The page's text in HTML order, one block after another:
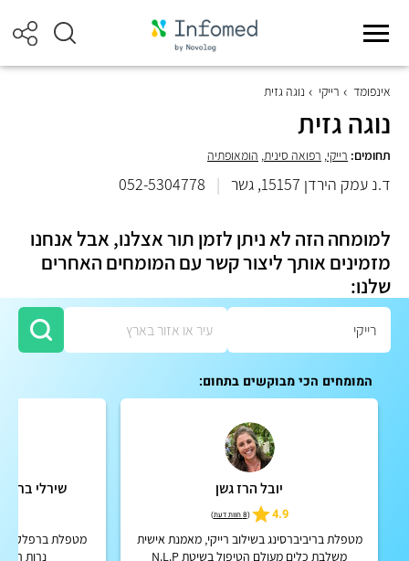
אינפומד רייקי נוגה גזית
נוגה גזית
תחומים: רייקי, רפואה סינית, הומאופתיה
ד.נ עמק הירדן 15157, גשר |
052-5304778
למומחה הזה לא ניתן לזמן תור אצלנו, אבל אנחנו
מזמינים אותך ליצור קשר עם המומחים האחרים
שלנו:
המומחים הכי מבוקשים בתחום:
יובל הרז גשן
4.9
(8 חוות דעת )
מטפלת בריביברסינג בשילוב רייקי, מאמנת אישית
משלבת כלים מעולם הטיפול בשיטת N.L.P
שירלי ברבי
מטפלת
נרות